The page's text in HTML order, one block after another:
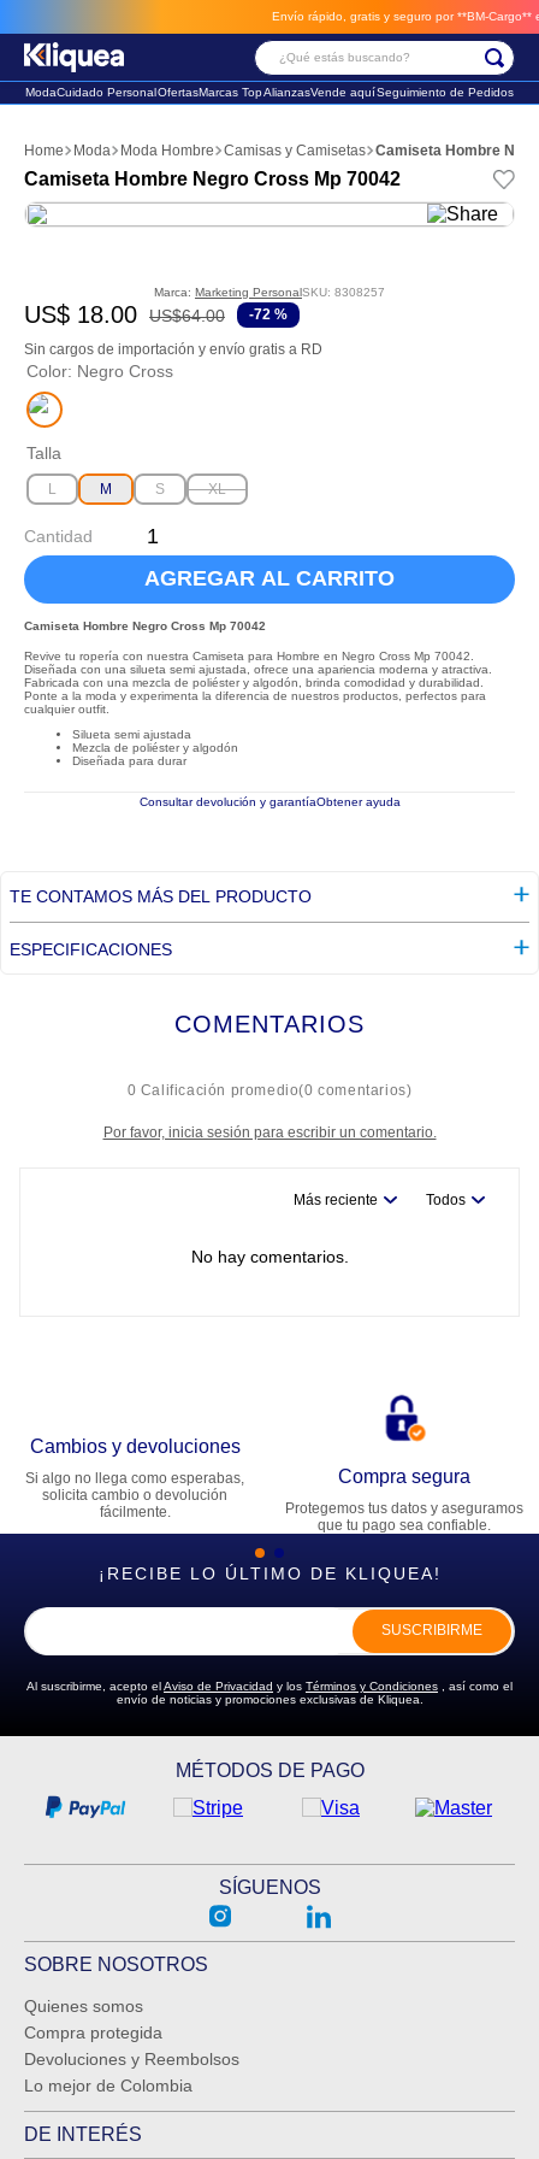
Envío rápido, gratis y seguro por **BM-Cargo**
¿Qué estás buscando?
ModaCuidado PersonalOfertasMarcas TopAlianzasVende aquíSeguimiento de Pedidos
Moda Moda Hombre Camisas y Camisetas Camiseta Hombre
Camiseta Hombre Negro Cross Mp 70042
Marca: Marketing PersonalSKU: 8308257
US$ 18.00 US$64.00 -72 %
Sin cargos de importación y envío gratis a RD
Color: Negro Cross
Talla
L M S XL
Cantidad
AGREGAR AL CARRITO
Camiseta Hombre Negro Cross Mp 70042
Revive tu ropería con nuestra Camiseta para Hombre en Negro Cross Mp 70042.
Diseñada con una silueta semi ajustada, ofrece una apariencia moderna y atractiva.
Fabricada con una mezcla de poliéster y algodón, brinda comodidad y durabilidad.
Ponte a la moda y experimenta la diferencia de nuestros productos, perfectos para
cualquier outfit.
Silueta semi ajustada
Mezcla de poliéster y algodón
Diseñada para durar
Consultar devolución y garantíaObtener ayuda
TE CONTAMOS MÁS DEL PRODUCTO
ESPECIFICACIONES
COMENTARIOS
0 Calificación promedio(0 comentarios)
Por favor, inicia sesión para escribir un comentario.
Más reciente Todos
No hay comentarios.
Cambios y devoluciones
Si algo no llega como esperabas,
solicita cambio o devolución
fácilmente.
Compra segura
Protegemos tus datos y aseguramos
que tu pago sea confiable.
¡RECIBE LO ÚLTIMO DE KLIQUEA!
SUSCRIBIRME
Al suscribirme, acepto elAviso de Privacidad y los Términos y Condiciones , así como el
envío de noticias y promociones exclusivas de Kliquea.
MÉTODOS DE PAGO
SÍGUENOS
SOBRE NOSOTROS
Quienes somos
Compra protegida
Devoluciones y Reembolsos
Lo mejor de Colombia
DE INTERÉS
2. sandalia